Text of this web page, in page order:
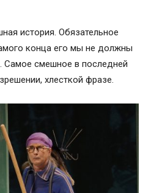
история. Обязательное
конца его мы не должны
Самое смешное в последней
хлесткой фразе.